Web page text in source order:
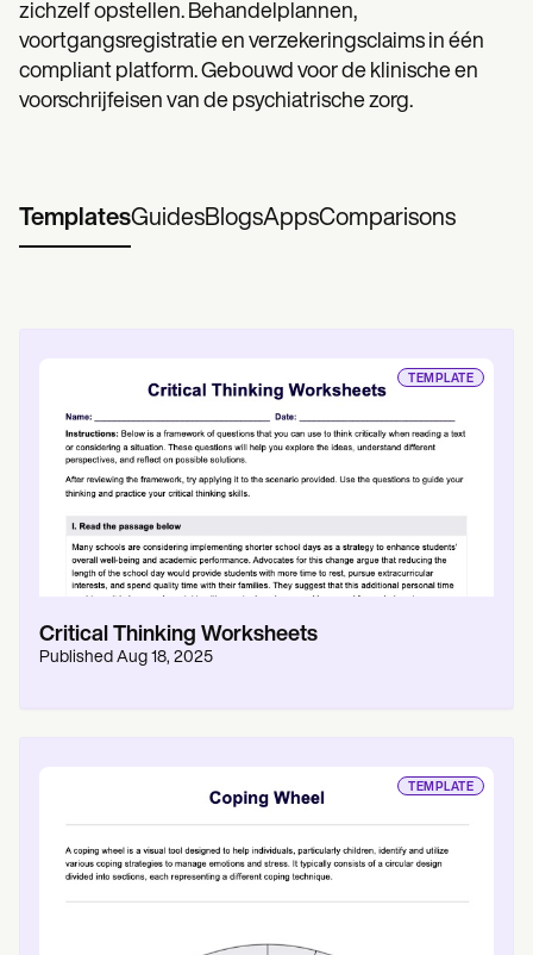
zichzelf opstellen. Behandelplannen,
voortgangsregistratie en verzekeringsclaims in één
compliant platform. Gebouwd voor de klinische en
voorschrijfeisen van de psychiatrische zorg.
TemplatesGuidesBlogsAppsComparisons
TEMPLATE
Critical Thinking Worksheets
Published Aug 18, 2025
TEMPLATE